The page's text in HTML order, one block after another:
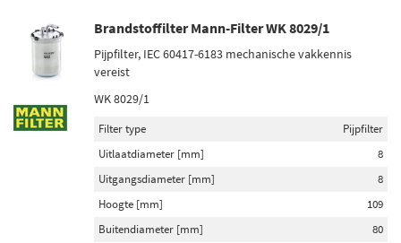
Brandstoffilter Mann-Filter WK 8029/1
Pijpfilter, IEC 60417-6183 mechanische vakkennis
vereist
WK 8029/1
Filter type
Pijpfilter
Uitlaatdiameter [mm]
8
Uitgangsdiameter [mm]
8
Hoogte [mm]
109
Buitendiameter [mm]
80